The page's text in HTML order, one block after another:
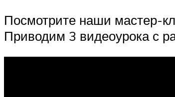
Посмотрите наши мастер-
Приводим 3 видеоурока с